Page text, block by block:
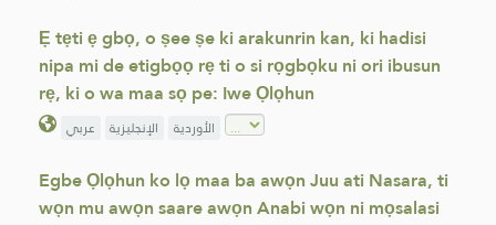
Ẹ tẹti ẹ gbọ, o ṣee ṣe ki arakunrin kan, ki hadisi
nipa mi de etigbọọ rẹ ti o si rọgbọku ni ori ibusun
rẹ, ki o wa maa sọ pe: Iwe Ọlọhun
عربي الإنجليزية الأوردية
Egbe Ọlọhun ko lọ maa ba awọn Juu ati Nasara, ti
wọn mu awọn saare awọn Anabi wọn ni mọsalasi